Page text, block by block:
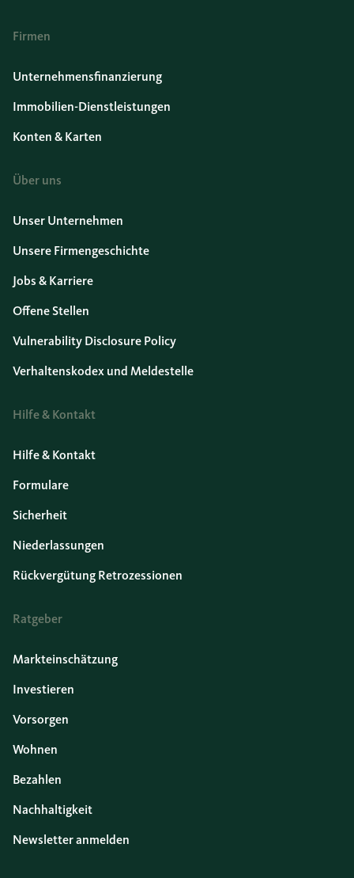
Firmen
Unternehmensfinanzierung
Immobilien-Dienstleistungen
Konten & Karten
Über uns
Unser Unternehmen
Unsere Firmengeschichte
Jobs & Karriere
Offene Stellen
Vulnerability Disclosure Policy
Verhaltenskodex und Meldestelle
Hilfe & Kontakt
Hilfe & Kontakt
Formulare
Sicherheit
Niederlassungen
Rückvergütung Retrozessionen
Ratgeber
Markteinschätzung
Investieren
Vorsorgen
Wohnen
Bezahlen
Nachhaltigkeit
Newsletter anmelden